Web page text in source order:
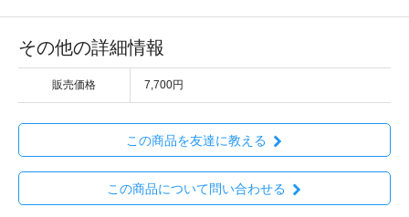
その他の詳細情報
販売価格 7,700円
この商品を友達に教える
この商品について問い合わせる